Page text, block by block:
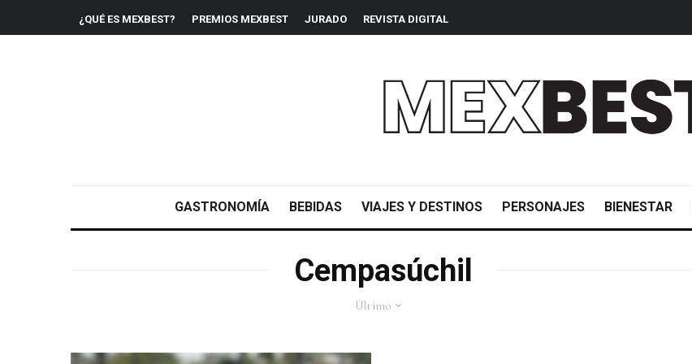
¿QUÉ ES MEXBEST? PREMIOS MEXBEST JURADO REVISTA DIGITAL
GASTRONOMÍA BEBIDAS VIAJES Y DESTINOS PERSONAJES BIENESTAR
Cempasúchil
Último